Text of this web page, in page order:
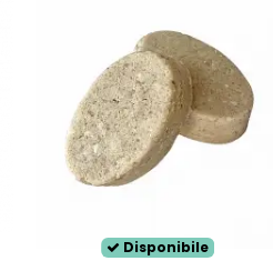
Disponibile